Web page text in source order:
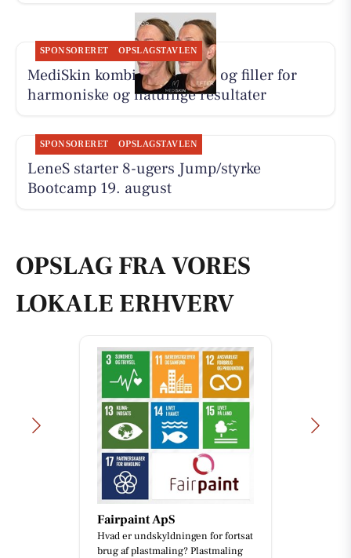
SPONSORERET OPSLAGSTAVLEN
MediSkin kombinerer botox og filler for
harmoniske og naturlige resultater
SPONSORERET OPSLAGSTAVLEN
LeneS starter 8-ugers Jump/styrke
Bootcamp 19. august
OPSLAG FRA VORES
LOKALE ERHVERV
Fairpaint ApS
Hvad er undskyldningen for fortsat
brug af plastmaling? Plastmaling